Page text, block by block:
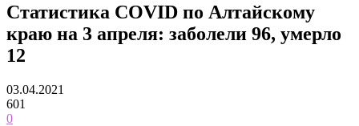
Статистика COVID по Алтайскому
краю на 3 апреля: заболели 96, умерло
12
03.04.2021
601
0